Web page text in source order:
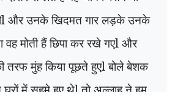
और उनके खिदमत गार लड़के उनके
वह मोती हैं छिपा कर रखे गएl और
तरफ मुंह किया पूछते हुएl बोले बेशक